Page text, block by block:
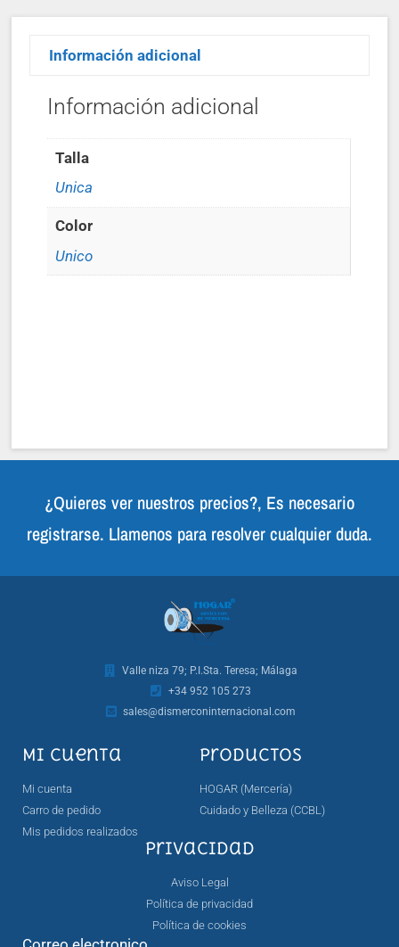
Información adicional
Información adicional
Talla
Unica
Color
Unico
¿Quieres ver nuestros precios?, Es necesario
registrarse. Llamenos para resolver cualquier duda.
Valle niza 79; P.I.Sta. Teresa; Málaga
+34 952 105 273
sales@dismerconinternacional.com
Mi cuenta
Mi cuenta
Carro de pedido
Mis pedidos realizados
Productos
HOGAR (Mercería)
Cuidado y Belleza (CCBL)
Privacidad
Aviso Legal
Política de privacidad
Política de cookies